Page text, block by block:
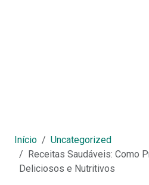
Início
Uncategorized
Receitas Saudáveis: Como
Deliciosos e Nutritivos